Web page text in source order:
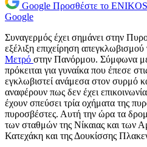
Google Προσθέστε το
Google
Συναγερμός έχει σημάνει στην
εξέλιξη επιχείρηση
Μετρό στην Πανόρμου. Σύμφωνα με
πρόκειται για γυναίκα που έπεσε
εγκλωβιστεί ανάμεσα στον συρμό
αναφέρουν πως δεν έχει
έχουν σπεύσει τρία οχήματα της
πυροσβέστες. Αυτή την ώρα τα
των σταθμών της Νίκαιας και των
Κατεχάκη και της Δουκίσσης